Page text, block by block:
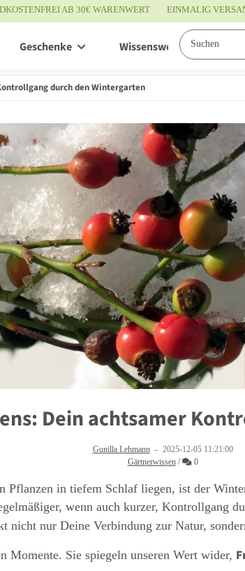
AB 30€ WARENWERT EINMALIG
Geschenke Wissenswertes
durch den Wintergarten
Dein achtsamer
Gunilla Lehmann– 2025-12-05 11:21:00
Gärtnerwissen / Kommentare
0
Pflanzen in tiefem Schlaf liegen, ist der
wenn auch kurzer, Kontrollgang
nur Deine Verbindung zur Natur,
Momente. Sie spiegeln unseren Wert wider,